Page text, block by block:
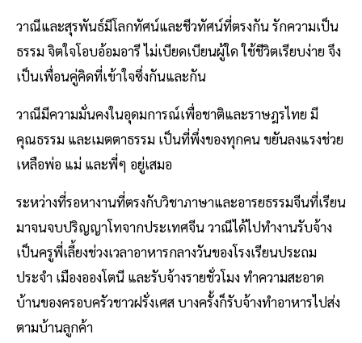
วาณีและสุรพันธ์มีโลกทัศน์และชีวทัศน์ที่ตรงกัน รักความเป็น
ธรรม จิตใจโอบอ้อมอารี ไม่เบียดเบียนผู้ใด ใช้ชีวิตเรียบง่าย จึง
เป็นเพื่อนคู่คิดที่เข้าใจซึ่งกันและกัน
วาณีมีความมั่นคงในอุดมการณ์เพื่อชาติและราษฎรไทย มี
คุณธรรม และเมตตาธรรม เป็นที่พึ่งของทุกคน ขยันลงแรงช่วย
เหลือพ่อ แม่ และพี่ๆ อยู่เสมอ
ระหว่างที่รอหางานที่ตรงกับวิชาภาษาและอารยธรรมจีนที่เรียน
มาจนจบปริญญาโทจากประเทศจีน วาณีได้ไปทำงานรับจ้าง
เป็นครูพี่เลี้ยงช่วงเวลาอาหารกลางวันของโรงเรียนประถม
ประจำ เมืองอองโตนี และรับจ้างรายชั่วโมง ทำความสะอาด
บ้านของครอบครัวชาวฝรั่งเศส บางครั้งก็รับจ้างทำอาหารไปส่ง
ตามบ้านลูกค้า